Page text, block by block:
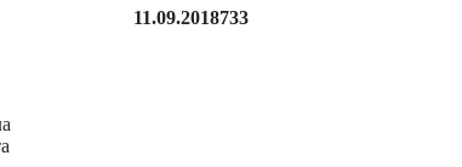
11.09.2018733